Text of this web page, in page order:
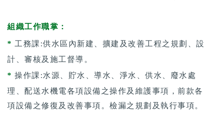
組織工作職掌：
* 工務課:供水區內新建、擴建及改善工程之規劃、設
計、審核及施工督導。
* 操作課:水源、貯水、導水、淨水、供水、廢水處
理、配送水機電各項設備之操作及維護事項，前款各
項設備之修復及改善事項。檢漏之規劃及執行事項。